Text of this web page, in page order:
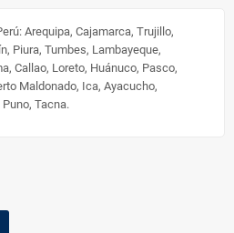
Arequipa, Cajamarca, Trujillo,
Piura, Tumbes, Lambayeque,
Callao, Loreto, Huánuco, Pasco,
Maldonado, Ica, Ayacucho,
Tacna.